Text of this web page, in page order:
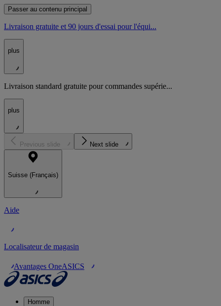
Passer au contenu principal
Livraison gratuite et 90 jours d'essai pour l'équi...
plus
Livraison standard gratuite pour commandes supérie...
plus
Previous slide Next slide
Suisse (Français)
Aide
Localisateur de magasin
Avantages OneASICS
Homme